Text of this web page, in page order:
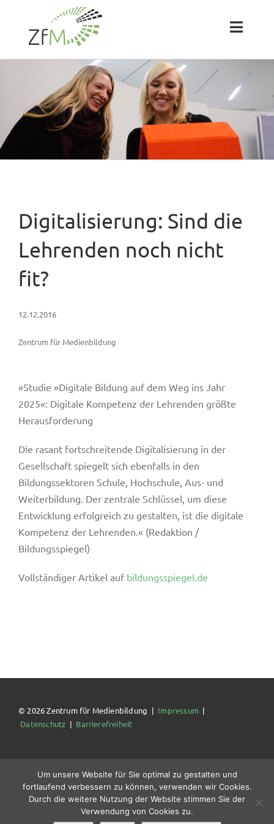
springen
Toggle
Team
Projekte
Blog
Digitalisierung: Sind die
Lehrenden noch nicht
fit?
12.12.2016
Zentrum für Medienbildung
»Studie »Digitale Bildung auf dem Weg ins Jahr
2025«: Digitale Kompetenz der Lehrenden größte
Herausforderung
Die rasant fortschreitende Digitalisierung in der
Gesellschaft spiegelt sich ebenfalls in den
Bildungssektoren Schule, Hochschule, Aus- und
Weiterbildung. Der zentrale Schlüssel, um diese
Entwicklung erfolgreich zu gestalten, ist die digitale
Kompetenz der Lehrenden.« (Redaktion /
Bildungsspiegel)
Vollständiger Artikel auf bildungsspiegel.de
© 2026 Zentrum für Medienbildung | Impressum|
Datenschutz | Barrierefreiheit
Um unsere Website für Sie optimal zu gestalten und
fortlaufend verbessern zu können, verwenden wir Cookies.
Durch die weitere Nutzung der Website stimmen Sie der
Verwendung von Cookies zu.